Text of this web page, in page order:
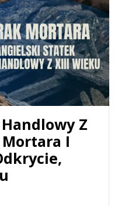
Z
I